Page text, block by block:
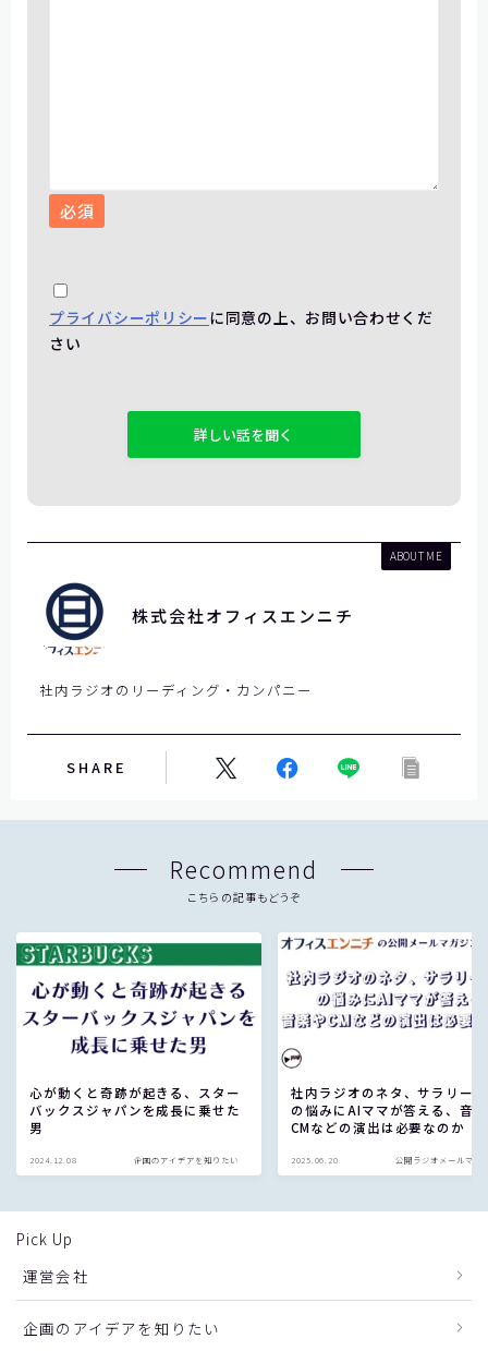
必須
プライバシーポリシーに同意の上、お問い合わせくだ
さい
ー
は
空
の
ま
ま
し
だ
ABOUT ME
株式会社オフィスエンニチ
社内ラジオのリーディング・カンパニー
SHARE
Recommend
こちらの記事もどうぞ
心が動くと奇跡が起きる、スター
バックスジャパンを成長に乗せた
男
2024.12.08 企画のアイデアを知りたい
社内ラジオのネタ、サラリー
の悩みにAIママが答える、音
CMなどの演出は必要なのか
2025.06.20 公開ラジオメールマガ
Pick Up
運営会社
企画のアイデアを知りたい